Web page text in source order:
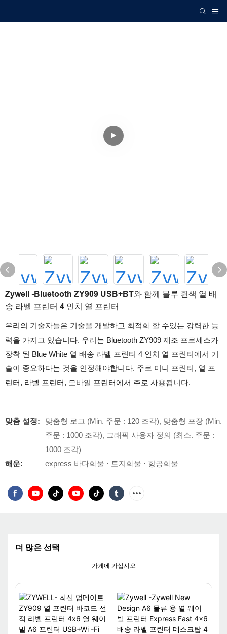
Zywell -Bluetooth ZY909 USB+BT와 함께 블루 흰색 열 배
송 라벨 프린터 4 인치 열 프린터
우리의 기술자들은 기술을 개발하고 최적화 할 수있는 강력한 능
력을 가지고 있습니다. 우리는 Bluetooth ZY909 제조 프로세스가
장착 된 Blue White 열 배송 라벨 프린터 4 인치 열 프린터에서 기
술이 중요하다는 것을 인정해야합니다. 주로 미니 프린터, 열 프
린터, 라벨 프린터, 모바일 프린터에서 주로 사용됩니다.
맞춤 설정:
맞춤형 로고 (Min. 주문 : 120 조각), 맞춤형 포장 (Min.
주문 : 1000 조각), 그래픽 사용자 정의 (최소. 주문 :
1000 조각)
해운:
express 바다화물 · 토지화물 · 항공화물
더 많은 선택
가게에 가십시오